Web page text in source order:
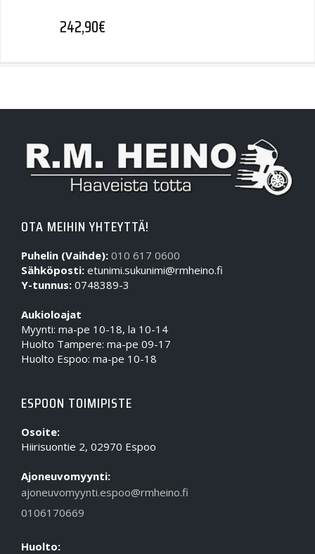
242,90€
OTA MEIHIN YHTEYTTÄ!
Puhelin (Vaihde): 010 617 0600
Sähköposti: etunimi.sukunimi@rmheino.fi
Y-tunnus: 0748389-3
Aukioloajat
Myynti: ma-pe 10-18, la 10-14
Huolto Tampere: ma-pe 09-17
Huolto Espoo: ma-pe 10-18
ESPOON TOIMIPISTE
Osoite:
Hiirisuontie 2, 02970 Espoo
Ajoneuvomyynti:
ajoneuvomyynti.espoo@rmheino.fi
0106170669
Huolto: